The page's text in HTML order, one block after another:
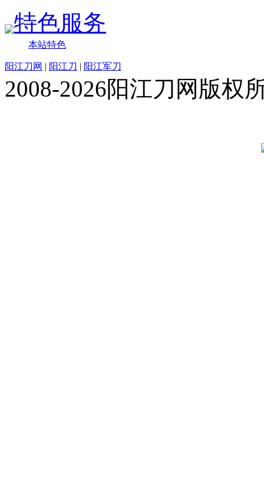
特色服务
本站特色
阳江刀网 | 阳江刀 | 阳江军刀
2008-2026阳江刀网版权